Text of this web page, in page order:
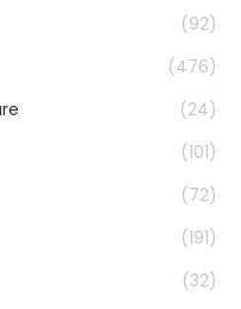
(92)
(476)
(24)
(101)
(72)
(191)
(32)